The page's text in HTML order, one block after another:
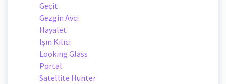
Geçit
Gezgin Avcı
Hayalet
Işın Kılıcı
Looking Glass
Portal
Satellite Hunter